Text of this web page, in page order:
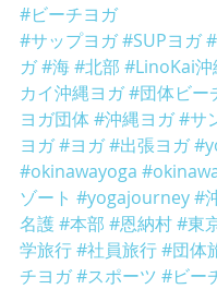
#ビーチヨガ
#サップヨガ#SUPヨガ
ガ#海#北部 #LinoKai沖
カイ沖縄ヨガ#団体ビー
ヨガ団体#沖縄ヨガ#サ
ヨガ#ヨガ#出張ヨガ
#okinawayoga
ゾート #yogajourney#
名護#本部 #恩納村#東
学旅行#社員旅行#団体
チヨガ#スポーツ #ビー